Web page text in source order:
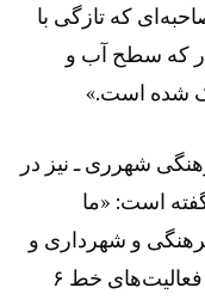
که تازگی با
که سطح آب و
شده است.»
شهرری ـ نیز در
است: «ما
فرهنگی و شهرداری و
شرکت مترو انجام دادیم و با توجه به فعالیت‌های خط ۶